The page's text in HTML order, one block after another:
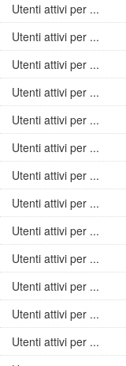
Utenti attivi per ...
Utenti attivi per ...
Utenti attivi per ...
Utenti attivi per ...
Utenti attivi per ...
Utenti attivi per ...
Utenti attivi per ...
Utenti attivi per ...
Utenti attivi per ...
Utenti attivi per ...
Utenti attivi per ...
Utenti attivi per ...
Utenti attivi per ...